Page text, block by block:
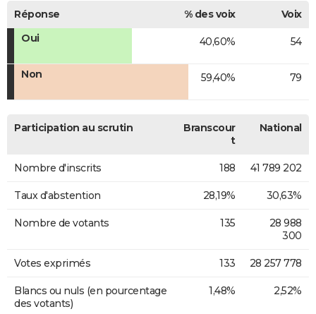
Réponse % des voix
Voix
Oui
40,60% 54
Non 59,40% 79
Participation au scrutin
Branscour
t
National
Nombre d'inscrits 188 41 789 202
Taux d'abstention 28,19% 30,63%
Nombre de votants 135
28 988
300
Votes exprimés 133 28 257 778
Blancs ou nuls (en pourcentage
des votants)
1,48% 2,52%